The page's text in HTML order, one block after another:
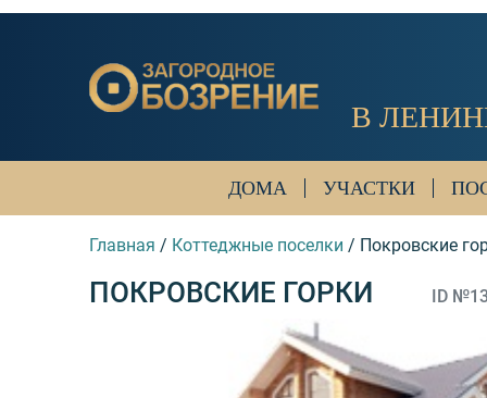
В
ДОМА УЧАСТКИ
Главная / Коттеджные поселки / Покровские
ПОКРОВСКИЕ ГОРКИ ID